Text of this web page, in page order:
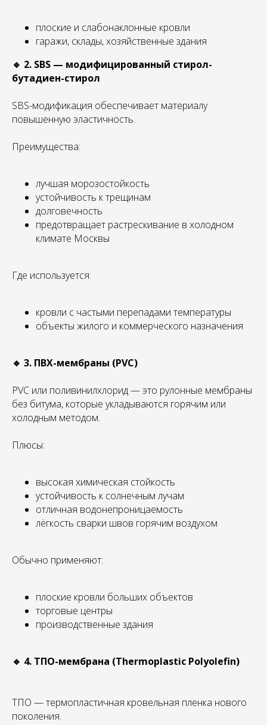
плоские и слабонаклонные кровли
гаражи, склады, хозяйственные здания
🔹 2. SBS — модифицированный стирол-
бутадиен-стирол
SBS-модификация обеспечивает материалу
повышенную эластичность.
Преимущества:
лучшая морозостойкость
устойчивость к трещинам
долговечность
предотвращает растрескивание в холодном
климате Москвы
Где используется:
кровли с частыми перепадами температуры
объекты жилого и коммерческого назначения
🔹 3. ПВХ-мембраны (PVC)
PVC или поливинилхлорид — это рулонные мембраны
без битума, которые укладываются горячим или
холодным методом.
Плюсы:
высокая химическая стойкость
устойчивость к солнечным лучам
отличная водонепроницаемость
лёгкость сварки швов горячим воздухом
Обычно применяют:
плоские кровли больших объектов
торговые центры
производственные здания
🔹 4. ТПО-мембрана (Thermoplastic Polyolefin)
ТПО — термопластичная кровельная пленка нового
поколения.